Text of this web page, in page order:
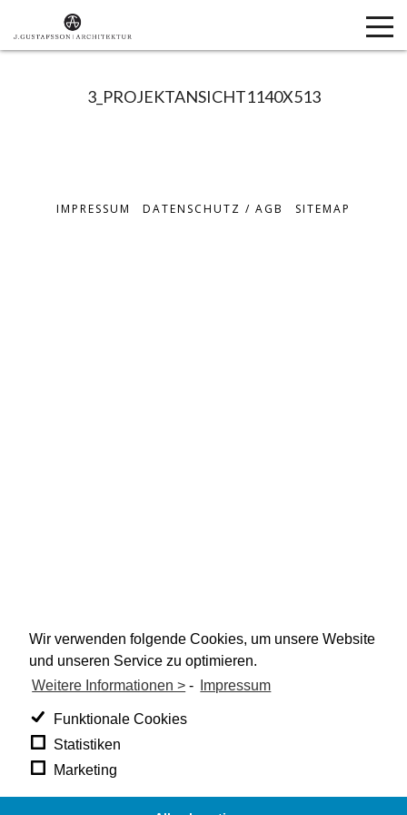
Wir verwenden folgende Cookies, um unsere Website
und unseren Service zu optimieren.
Weitere Informationen > - Impressum
Funktionale Cookies
Statistiken
Marketing
3_PROJEKTANSICHT1140X513
IMPRESSUM DATENSCHUTZ / AGB SITEMAP